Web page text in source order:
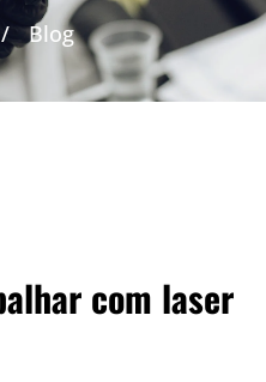
/ Blog
com laser